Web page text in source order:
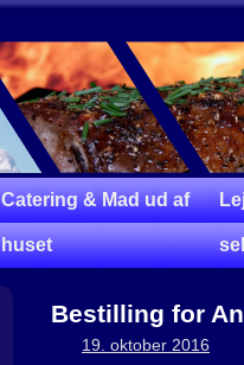
Catering & Mad ud af
huset
Bestilling for
19. oktober 2016